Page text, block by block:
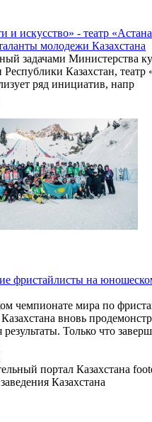
и искусство» - театр
молодежи Казахстана
задачами Министерства
Казахстан, театр
ряд инициатив, напр
фристайлисты на
чемпионате мира по
вновь
Только что заверш
Казахстана